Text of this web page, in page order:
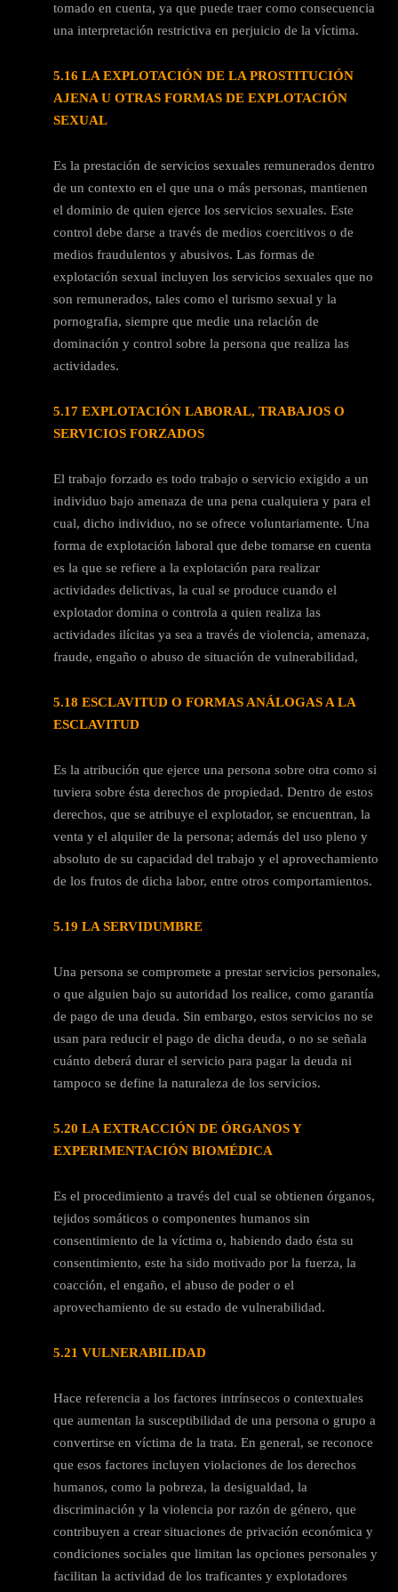
tomado en cuenta, ya que puede traer como consecuencia
una interpretación restrictiva en perjuicio de la víctima.
5.16 LA EXPLOTACIÓN DE LA PROSTITUCIÓN
AJENA U OTRAS FORMAS DE EXPLOTACIÓN
SEXUAL
Es la prestación de servicios sexuales remunerados dentro
de un contexto en el que una o más personas, mantienen
el dominio de quien ejerce los servicios sexuales. Este
control debe darse a través de medios coercitivos o de
medios fraudulentos y abusivos. Las formas de
explotación sexual incluyen los servicios sexuales que no
son remunerados, tales como el turismo sexual y la
pornografia, siempre que medie una relación de
dominación y control sobre la persona que realiza las
actividades.
5.17 EXPLOTACIÓN LABORAL, TRABAJOS O
SERVICIOS FORZADOS
El trabajo forzado es todo trabajo o servicio exigido a un
individuo bajo amenaza de una pena cualquiera y para el
cual, dicho individuo, no se ofrece voluntariamente. Una
forma de explotación laboral que debe tomarse en cuenta
es la que se refiere a la explotación para realizar
actividades delictivas, la cual se produce cuando el
explotador domina o controla a quien realiza las
actividades ilícitas ya sea a través de violencia, amenaza,
fraude, engaño o abuso de situación de vulnerabilidad,
5.18 ESCLAVITUD O FORMAS ANÁLOGAS A LA
ESCLAVITUD
Es la atribución que ejerce una persona sobre otra como si
tuviera sobre ésta derechos de propiedad. Dentro de estos
derechos, que se atribuye el explotador, se encuentran, la
venta y el alquiler de la persona; además del uso pleno y
absoluto de su capacidad del trabajo y el aprovechamiento
de los frutos de dicha labor, entre otros comportamientos.
5.19 LA SERVIDUMBRE
Una persona se compromete a prestar servicios personales,
o que alguien bajo su autoridad los realice, como garantía
de pago de una deuda. Sin embargo, estos servicios no se
usan para reducir el pago de dicha deuda, o no se señala
cuánto deberá durar el servicio para pagar la deuda ni
tampoco se define la naturaleza de los servicios.
5.20 LA EXTRACCIÓN DE ÓRGANOS Y
EXPERIMENTACIÓN BIOMÉDICA
Es el procedimiento a través del cual se obtienen órganos,
tejidos somáticos o componentes humanos sin
consentimiento de la víctima o, habiendo dado ésta su
consentimiento, este ha sido motivado por la fuerza, la
coacción, el engaño, el abuso de poder o el
aprovechamiento de su estado de vulnerabilidad.
5.21 VULNERABILIDAD
Hace referencia a los factores intrínsecos o contextuales
que aumentan la susceptibilidad de una persona o grupo a
convertirse en víctima de la trata. En general, se reconoce
que esos factores incluyen violaciones de los derechos
humanos, como la pobreza, la desigualdad, la
discriminación y la violencia por razón de género, que
contribuyen a crear situaciones de privación económica y
condiciones sociales que limitan las opciones personales y
facilitan la actividad de los traficantes y explotadores